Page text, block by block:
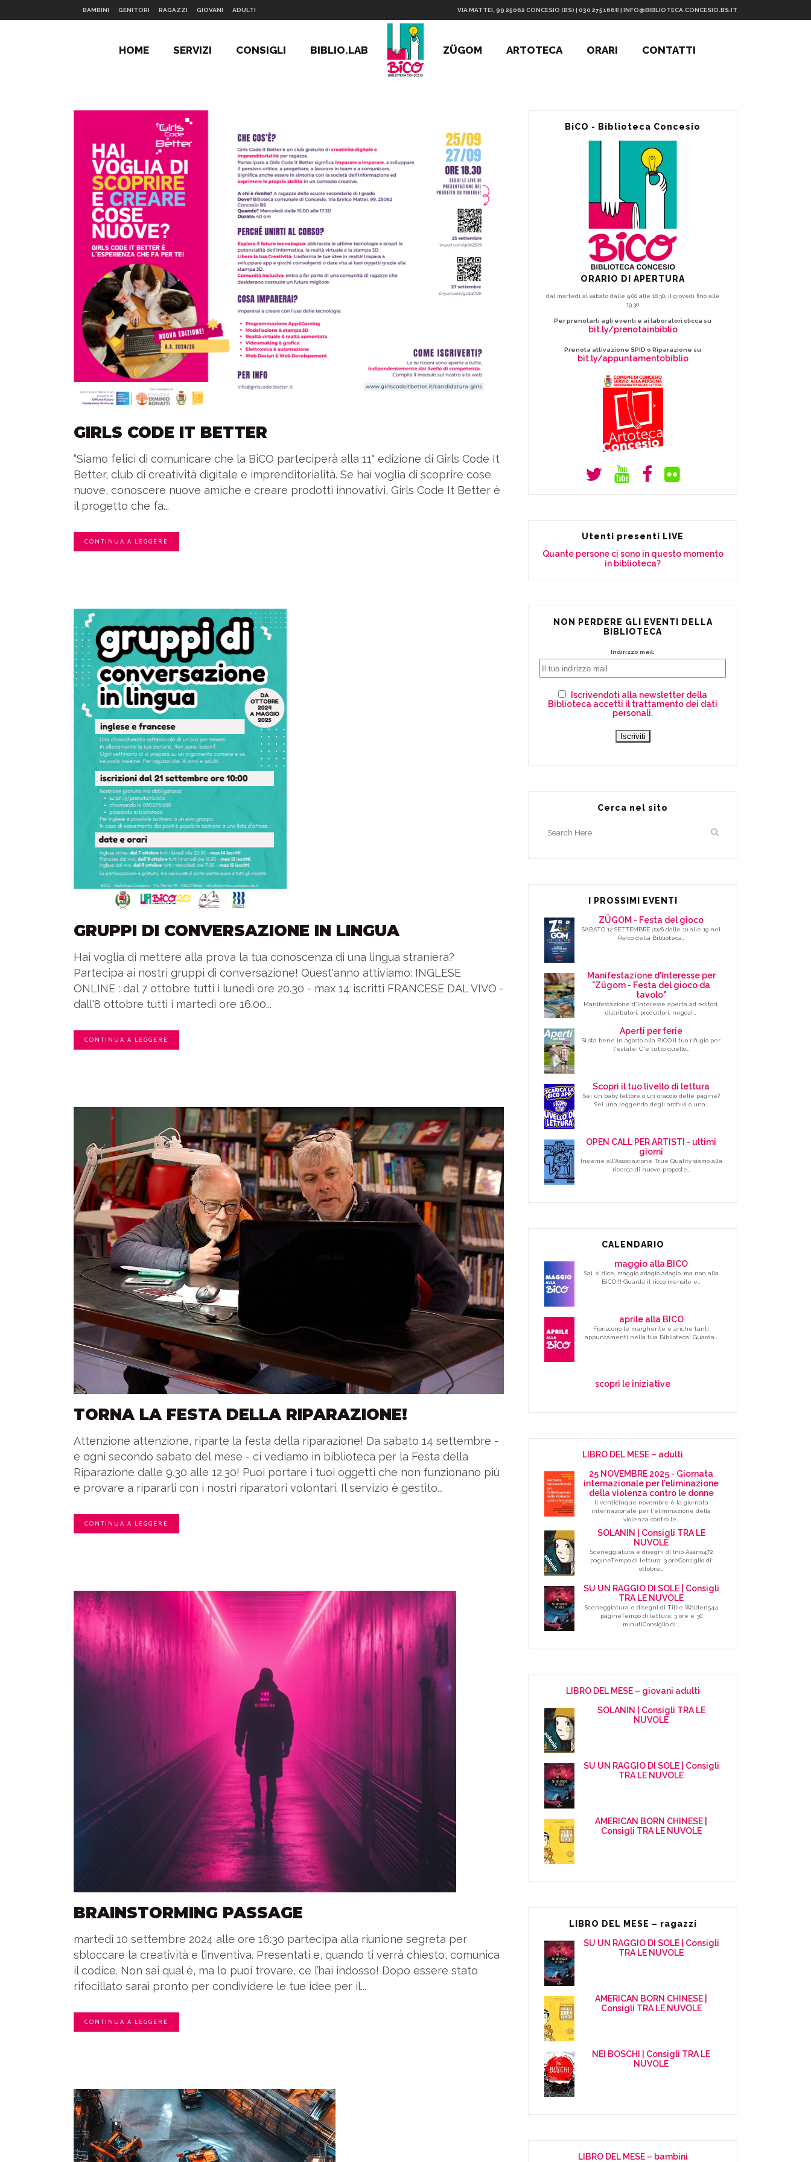
BAMBINI GENITORI RAGAZZI GIOVANI ADULTI VIA MATTEI, 99 25062 CONCESIO (BS) | 030 2751668 | INFO@BIBLIOTECA.CONCESIO.BS.IT
HOME SERVIZI CONSIGLI BIBLIO.LAB ZÜGOM ARTOTECA ORARI CONTATTI
GIRLS CODE IT BETTER
“Siamo felici di comunicare che la BiCO parteciperà alla 11° edizione di Girls Code It
Better, club di creatività digitale e imprenditorialità. Se hai voglia di scoprire cose
nuove, conoscere nuove amiche e creare prodotti innovativi, Girls Code It Better è
il progetto che fa...
CONTINUA A LEGGERE
GRUPPI DI CONVERSAZIONE IN LINGUA
Hai voglia di mettere alla prova la tua conoscenza di una lingua straniera?
Partecipa ai nostri gruppi di conversazione! Quest'anno attiviamo: INGLESE
ONLINE : dal 7 ottobre tutti i lunedì ore 20.30 - max 14 iscritti FRANCESE DAL VIVO -
dall'8 ottobre tutti i martedì ore 16.00...
CONTINUA A LEGGERE
TORNA LA FESTA DELLA RIPARAZIONE!
Attenzione attenzione, riparte la festa della riparazione! Da sabato 14 settembre -
e ogni secondo sabato del mese - ci vediamo in biblioteca per la Festa della
Riparazione dalle 9.30 alle 12.30! Puoi portare i tuoi oggetti che non funzionano più
e provare a ripararli con i nostri riparatori volontari. Il servizio è gestito...
CONTINUA A LEGGERE
BRAINSTORMING PASSAGE
martedì 10 settembre 2024 alle ore 16:30 partecipa alla riunione segreta per
sbloccare la creatività e l’inventiva. Presentati e, quando ti verrà chiesto, comunica
il codice. Non sai qual è, ma lo puoi trovare, ce l’hai indosso! Dopo essere stato
rifocillato sarai pronto per condividere le tue idee per il...
CONTINUA A LEGGERE
BiCO - Biblioteca Concesio
ORARIO DI APERTURA
dal martedì al sabato dalle 9.00 alle 18.30, il giovedì fino alle
19.30
Per prenotarti agli eventi e ai laboratori clicca su
bit.ly/prenotainbiblio
Prenota attivazione SPID o Riparazione su
bit.ly/appuntamentobiblio
Utenti presenti LIVE
Quante persone ci sono in questo momento
in biblioteca?
NON PERDERE GLI EVENTI DELLA
BIBLIOTECA
Indirizzo mail:
Iscrivendoti alla newsletter della
Biblioteca accetti il trattamento dei dati
personali.
Cerca nel sito
I PROSSIMI EVENTI
ZÜGOM - Festa del gioco
SABATO 12 SETTEMBRE 2026 dalle 10 alle 19 nel
Parco della Biblioteca…
Manifestazione d'interesse per
"Zügom - Festa del gioco da
tavolo"
Manifestazione d'interesse aperta ad editori,
distributori, produttori, negozi,…
Aperti per ferie
Si sta bene in agosto alla BiCO,il tuo rifugio per
l'estate: C'è tutto quello…
Scopri il tuo livello di lettura
Sei un baby lettore o un oracolo delle pagine?
Sei una leggenda degli archivi o una…
OPEN CALL PER ARTISTI - ultimi
giorni
Insieme all'Associazione True Quality siamo alla
ricerca di nuove proposte…
CALENDARIO
maggio alla BICO
Sai, si dice, maggio adagio adagio, ma non alla
BiCO!!! Guarda il ricco mensile e…
aprile alla BICO
Fioriscono le margherite e anche tanti
appuntamenti nella tua Biblioteca! Guarda…
scopri le iniziative
LIBRO DEL MESE – adulti
25 NOVEMBRE 2025 - Giornata
internazionale per l'eliminazione
della violenza contro le donne
Il venticinque novembre è la giornata
internazionale per l'eliminazione della
violenza contro le…
SOLANIN | Consigli TRA LE
NUVOLE
Sceneggiatura e disegni di Inio Asano472
pagineTempo di lettura: 3 oreConsiglio di:
ottobre…
SU UN RAGGIO DI SOLE | Consigli
TRA LE NUVOLE
Sceneggiatura e disegni di Tillie Walden544
pagineTempo di lettura: 3 ore e 30
minutiConsiglio di:…
LIBRO DEL MESE – giovani adulti
SOLANIN | Consigli TRA LE
NUVOLE
SU UN RAGGIO DI SOLE | Consigli
TRA LE NUVOLE
AMERICAN BORN CHINESE |
Consigli TRA LE NUVOLE
LIBRO DEL MESE – ragazzi
SU UN RAGGIO DI SOLE | Consigli
TRA LE NUVOLE
AMERICAN BORN CHINESE |
Consigli TRA LE NUVOLE
NEI BOSCHI | Consigli TRA LE
NUVOLE
LIBRO DEL MESE – bambini